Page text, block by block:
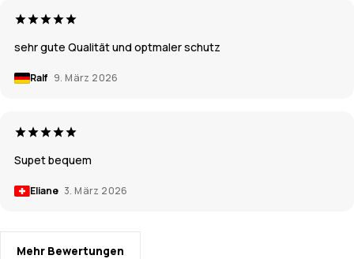
sehr gute Qualität und optmaler schutz
Ralf 9. März 2026
Supet bequem
Eliane 3. März 2026
Mehr Bewertungen